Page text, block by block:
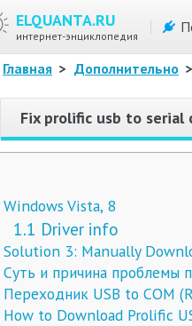
ELQUANTA.RU
интернет-энциклопедия
Главная > Дополнительно >
Fix prolific usb to serial
Windows Vista, 8
1.1 Driver info
Solution 3: Manually
Суть и причина проблемы
Переходник USB to COM
How to Download Prolific